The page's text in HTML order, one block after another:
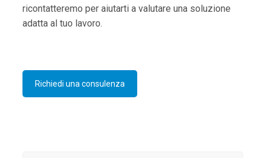
ricontatteremo per aiutarti a valutare una soluzione
adatta al tuo lavoro.
Richiedi una consulenza